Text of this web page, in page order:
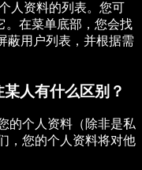
人资料的列表。您可
。在菜单底部，您会找
蔽用户列表，并根据需
人有什么区别？
的个人资料（除非是私
，您的个人资料将对他